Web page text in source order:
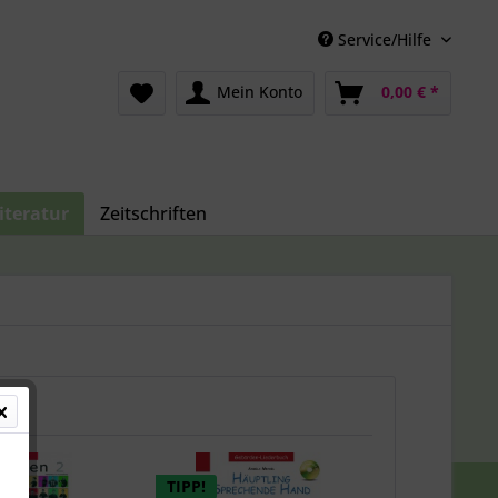
Service/Hilfe
Mein Konto 0,00 € *
Zeitschriften
TIPP!